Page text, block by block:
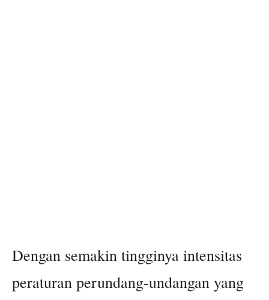
Dengan semakin tingginya intensitas
peraturan perundang-undangan yang